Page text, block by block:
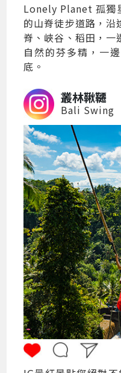
Lonely Planet 孤獨
的山脊徒步道路，沿
脊、峽谷、稻田，一
自然的芬多精，一
底。
叢林鞦韆
Bali Swing